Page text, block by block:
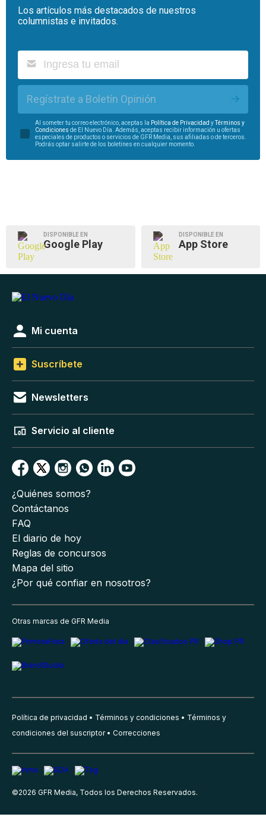
Los artículos más destacados de nuestros
columnistas e invitados.
Regístrate a Boletín Opinión
Al someter tu correo electrónico, aceptas la Política de Privacidad yTérminos y
Condiciones de El Nuevo Día. Además, aceptas recibir información u ofertas
especiales de productos o servicios de GFR Media, sus afiliadas o de terceros.
Podrás optar salirte de los boletines en cualquier momento.
DISPONIBLE EN
Google Play
DISPONIBLE EN
App Store
Mi cuenta
Suscríbete
Newsletters
Servicio al cliente
¿Quiénes somos?
Contáctanos
FAQ
El diario de hoy
Reglas de concursos
Mapa del sitio
¿Por qué confiar en nosotros?
Otras marcas de GFR Media
Política de privacidad Términos y condiciones
Términos y
condiciones del suscriptor
Correcciones
©2026 GFR Media, Todos los Derechos Reservados.